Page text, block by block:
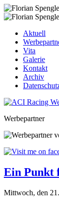
Aktuell
Vita
Galerie
Kontakt
Archiv
Werbepartner
Ein Punkt
Mittwoch, den